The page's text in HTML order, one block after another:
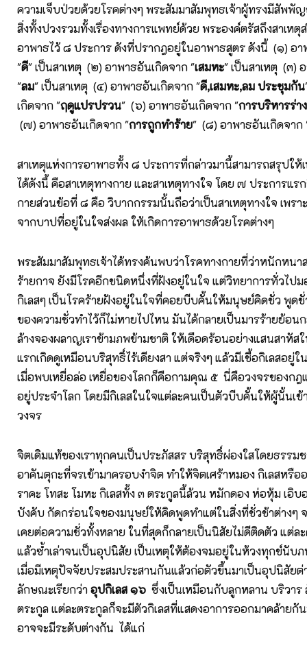
ความเจ็บป่วยด้วยโรคต่างๆ พระสัมมาสัมพุทธเจ้าผู้ทรงมีสัพ
สิ่งทั้งปวงรวมทั้งเรื่องทางการแพทย์ด้วย พระองค์ตรัสถึงสาเห
อาพาธไว้ ๘ ประการ ดังที่ปรากฎอยู่ในอาพาธสูตร ดังนี้ (๑) อา
"ดี" เป็นสาเหตุ (๒) อาพาธอันเกิดจาก "เสมหะ" เป็นสาเหตุ (๓)
"ลม" เป็นสาเหตุ (๔) อาพาธอันเกิดจาก "ดี,เสมหะ,ลม ประชุมกัน
เกิดจาก "ฤดูแปรปรวน" (๖) อาพาธอันเกิดจาก "การบริหารร่า
(๗) อาพาธอันเกิดจาก "การถูกทำร้าย" (๘) อาพาธอันเกิดจาก
สาเหตุแห่งการอาพาธทั้ง ๘ ประการที่กล่าวมานี้สามารถสรุปให้
ได้ดังนี้ คือสาเหตุทางกาย และสาเหตุทางใจ โดย ๗ ประการแร
กายส่วนข้อที่ ๘ คือ วิบากกรรมนั้นถือว่าเป็นสาเหตุทางใจ เพรา
จากบาปที่อยู่ในใจส่งผล ให้เกิดการอาพาธด้วยโรคต่างๆ
พระสัมมาสัมพุทธเจ้าได้ทรงค้นพบว่าโรคทางกายที่ว่าหนักหนา
ร้ายกาจ ยังมีโรคอีกชนิดหนึ่งที่ฝังอยู่ในใจ แต่วิทยาการทั่วไปม
กิเลสๆ เป็นโรคร้ายฝังอยู่ในใจที่คอยบีบคั้นให้มนุษย์คิดชั่ว พูด
ของความชั่วทำไว้ก็ไม่หายไปไหน มันได้กลายเป็นมารร้ายย้อน
ล้างจองผลาญเราข้ามภพข้ามชาติ ให้เดือดร้อนอย่างแสนสาหัส
แรกเกิดดูเหมือนบริสุทธิ์ไร้เดียงสา แต่จริงๆ แล้วมีเชื้อกิเลสอยู่ใ
เมื่อพบเหยื่อล่อ เหยื่อของโลกก็คือกามคุณ ๕ นี่คือวงจรของก
อยู่ประจำโลก โดยมีกิเลสในใจแต่ละคนเป็นตัวบีบคั้นให้ผู้นั้นเข้
วงจร
จิตเดิมแท้ของเราทุกคนเป็นประภัสสร บริสุทธิ์ผ่องใสโดยธรรม
อาคันตุกะที่จรเข้ามาครอบงำจิต ทำให้จิตเศร้าหมอง กิเลสหรื
ราคะ โทสะ โมหะ กิเลสทั้ง ๓ ตระกูลนี้ล้วน หมักดอง ห่อหุ้ม เอิ
บังคับ กัดกร่อนใจของมนุษย์ให้คิดพูดทำแต่ในสิ่งที่ชั่วช้าต่างๆ
เคยต่อความชั่วทั้งหลาย ในที่สุดก็กลายเป็นนิสัยไม่ดีติดตัว แต่ล
แล้วซ้ำเล่าจนเป็นอุปนิสัย เป็นเหตุให้ต้องจมอยู่ในห้วงทุกข์นับ
เมื่อมีเหตุปัจจัยประสมประสานกันแล้วก่อตัวขึ้นมาเป็นอุปนิสัยต่
ลักษณะเรียกว่าอุปกิเลส ๑๖ ซึ่งเป็นเหมือนกับลูกหลาน บริวาร
ตระกูล แต่ละตระกูลก็จะมีตัวกิเลสที่แสดงอาการออกมาคล้ายกั
อาจจะมีระดับต่างกัน ได้แก่